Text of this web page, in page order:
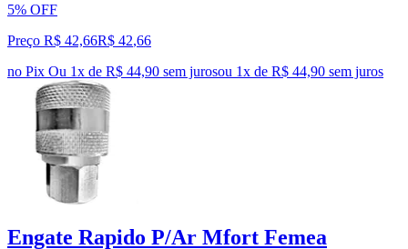
5% OFF
Preço R$ 42,66R$ 42,66
no Pix Ou 1x de R$ 44,90 sem jurosou 1x de R$ 44,90 sem juros
Engate Rapido P/Ar Mfort Femea